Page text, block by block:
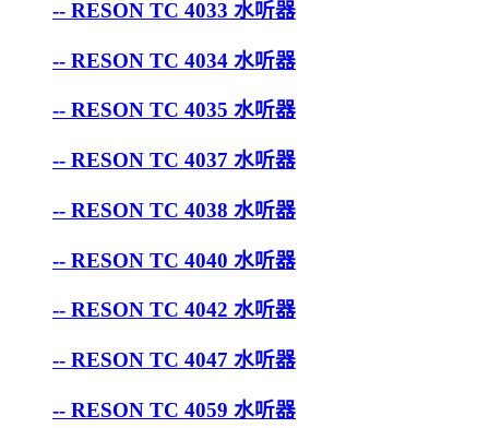
-- RESON TC 4033 水听器
-- RESON TC 4034 水听器
-- RESON TC 4035 水听器
-- RESON TC 4037 水听器
-- RESON TC 4038 水听器
-- RESON TC 4040 水听器
-- RESON TC 4042 水听器
-- RESON TC 4047 水听器
-- RESON TC 4059 水听器